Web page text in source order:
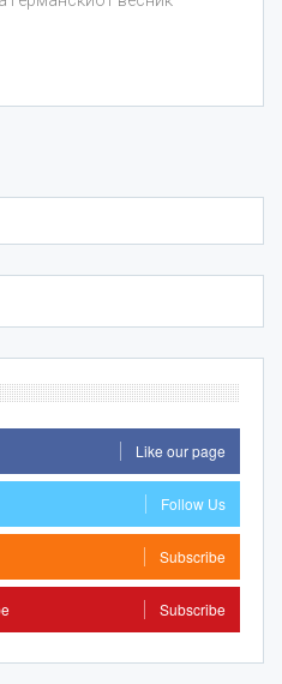
Like our page
Follow Us
Subscribe
Subscribe